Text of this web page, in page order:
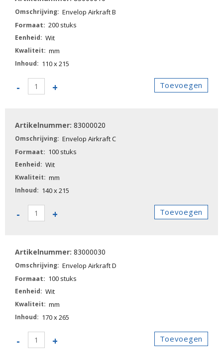
aantal
Envelop Airkraft B
200 stuks
Wit
mm
110 x 215
-
83000010
B
aantal
+ Toevoegen
83000020
Envelop Airkraft C
100 stuks
Wit
mm
140 x 215
-
83000020
C
aantal
+ Toevoegen
83000030
Envelop Airkraft D
100 stuks
Wit
mm
170 x 265
-
83000030
+ Toevoegen